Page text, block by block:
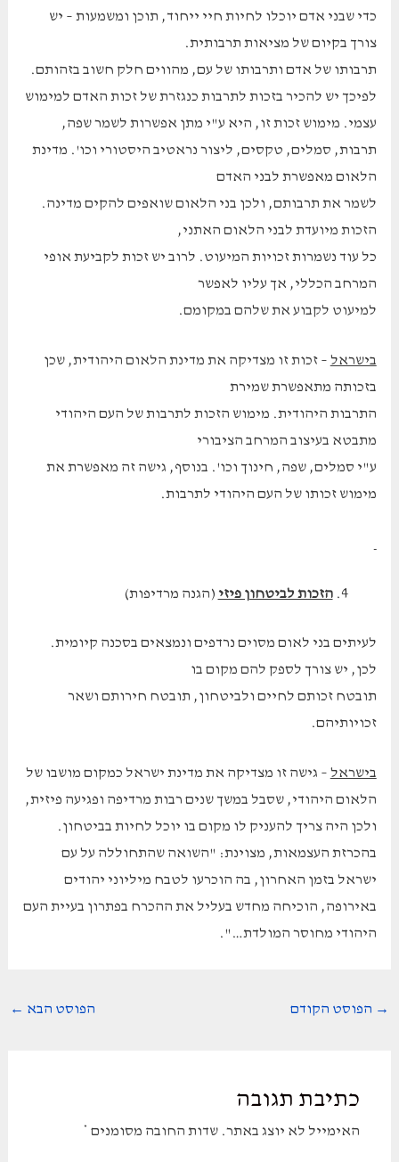
כדי שבני אדם יוכלו לחיות חיי ייחוד, תוכן ומשמעות – יש
צורך בקיום של מציאות תרבותית.
תרבותו של אדם ותרבותו של עם, מהווים חלק חשוב בזהותם.
לפיכך יש להכיר בזכות לתרבות כנגזרת של זכות האדם למימוש
עצמי. מימוש זכות זו, היא ע"י מתן אפשרות לשמר שפה,
תרבות, סמלים, טקסים, ליצור נראטיב היסטורי וכו'. מדינת
הלאום מאפשרת לבני האדם
לשמר את תרבותם, ולכן בני הלאום שואפים להקים מדינה.
הזכות מיועדת לבני הלאום האתני,
כל עוד נשמרות זכויות המיעוט. לרוב יש זכות לקביעת אופי
המרחב הכללי, אך עליו לאפשר
למיעוט לקבוע את שלהם במקומם.
בישראל – זכות זו מצדיקה את מדינת הלאום היהודית, שכן
בזכותה מתאפשרת שמירת
התרבות היהודית. מימוש הזכות לתרבות של העם היהודי
מתבטא בעיצוב המרחב הציבורי
ע"י סמלים, שפה, חינוך וכו'. בנוסף, גישה זה מאפשרת את
מימוש זכותו של העם היהודי לתרבות.
הזכות לביטחון פיזי (הגנה מרדיפות)
לעיתים בני לאום מסוים נרדפים ונמצאים בסכנה קיומית.
לכן, יש צורך לספק להם מקום בו
תובטח זכותם לחיים ולביטחון, תובטח חירותם ושאר
זכויותיהם.
בישראל – גישה זו מצדיקה את מדינת ישראל כמקום מושבו של
הלאום היהודי, שסבל במשך שנים רבות מרדיפה ופגיעה פיזית,
ולכן היה צריך להעניק לו מקום בו יוכל לחיות בביטחון.
בהכרזת העצמאות, מצוינת: "השואה שהתחוללה על עם
ישראל בזמן האחרון, בה הוכרעו לטבח מיליוני יהודים
באירופה, הוכיחה מחדש בעליל את ההכרח בפתרון בעיית העם
היהודי מחוסר המולדת…".
Post
→ הפוסט הקודם הפוסט הבא ←
כתיבת תגובה
האימייל לא יוצג באתר. שדות החובה מסומנים *